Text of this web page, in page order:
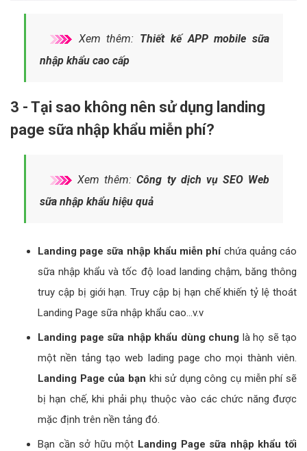
Xem thêm: Thiết kế APP mobile sữa
nhập khẩu cao cấp
3 - Tại sao không nên sử dụng landing
page sữa nhập khẩu miễn phí?
Xem thêm:Công ty dịch vụ SEO Web
sữa nhập khẩu hiệu quả
Landing page sữa nhập khẩu miễn phíchứa quảng cáo
sữa nhập khẩu và tốc độ load landing chậm, băng thông
truy cập bị giới hạn. Truy cập bị hạn chế khiến tỷ lệ thoát
Landing Page sữa nhập khẩu cao...v.v
Landing page sữa nhập khẩu dùng chung là họ sẽ tạo
một nền tảng tạo web lading page cho mọi thành viên.
Landing Page của bạn khi sử dụng công cụ miễn phí sẽ
bị hạn chế, khi phải phụ thuộc vào các chức năng được
mặc định trên nền tảng đó.
Bạn cần sở hữu một Landing Page sữa nhập khẩu tối